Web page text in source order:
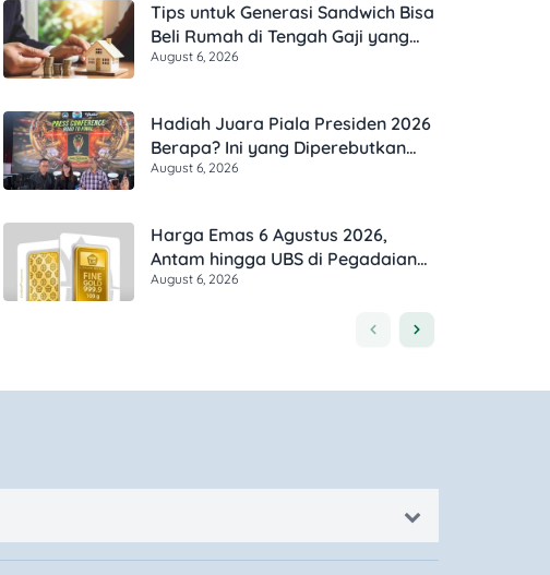
Tips untuk Generasi Sandwich Bisa
Beli Rumah di Tengah Gaji yang
Harus Terbagi
August 6, 2026
Hadiah Juara Piala Presiden 2026
Berapa? Ini yang Diperebutkan
Persib dan Persebaya
August 6, 2026
Harga Emas 6 Agustus 2026,
Antam hingga UBS di Pegadaian
Bergerak Berapa?
August 6, 2026